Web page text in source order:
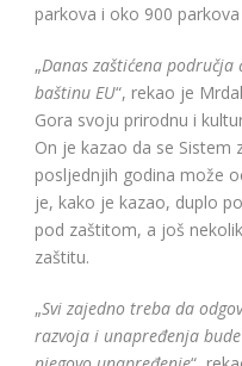
parkova i oko 900
„Danas zaštićena
baštinu EU“, rekao je
Gora svoju prirodnu i
On je kazao da se Sistem
posljednjih godina može
je, kako je kazao, duplo
pod zaštitom, a još
zaštitu.
„Svi zajedno treba da
razvoja i unapređenja